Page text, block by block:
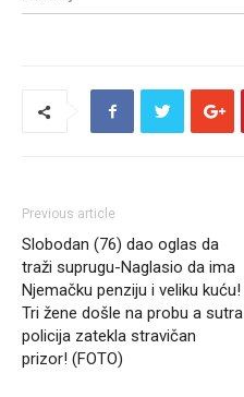
Previous article
Slobodan (76) dao oglas da
traži suprugu-Naglasio da ima
Njemačku penziju i veliku kuću!
Tri žene došle na probu a sutra
policija zatekla stravičan
prizor! (FOTO)